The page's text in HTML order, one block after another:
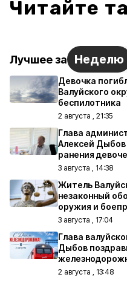
Читайте
Лучшее за Неделю
Девочка
Валуйского
беспилотника
2 августа , 21:35
Глава
Алексей Дыбов
ранения
3 августа , 14:38
Житель
незаконный
оружия и
3 августа , 17:04
Глава
Дыбов
2 августа , 13:48